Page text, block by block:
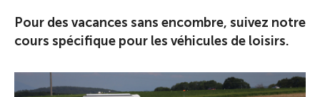
Pour des vacances sans encombre, suivez notre
cours spécifique pour les véhicules de loisirs.